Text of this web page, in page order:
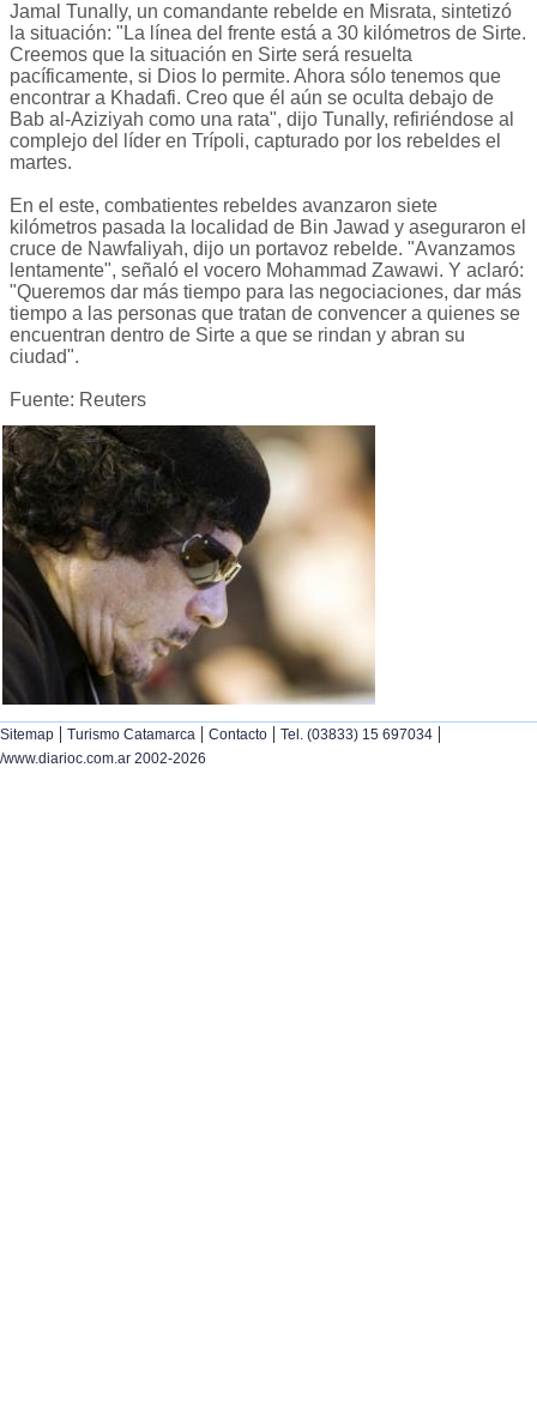
Jamal Tunally, un comandante rebelde en Misrata, sintetizó
la situación: "La línea del frente está a 30 kilómetros de Sirte.
Creemos que la situación en Sirte será resuelta
pacíficamente, si Dios lo permite. Ahora sólo tenemos que
encontrar a Khadafi. Creo que él aún se oculta debajo de
Bab al-Aziziyah como una rata", dijo Tunally, refiriéndose al
complejo del líder en Trípoli, capturado por los rebeldes el
martes.
En el este, combatientes rebeldes avanzaron siete
kilómetros pasada la localidad de Bin Jawad y aseguraron el
cruce de Nawfaliyah, dijo un portavoz rebelde. "Avanzamos
lentamente", señaló el vocero Mohammad Zawawi. Y aclaró:
"Queremos dar más tiempo para las negociaciones, dar más
tiempo a las personas que tratan de convencer a quienes se
encuentran dentro de Sirte a que se rindan y abran su
ciudad".
Fuente: Reuters
Sitemap | Turismo Catamarca | Contacto | Tel. (03833) 15 697034 |
/www.diarioc.com.ar 2002-2026